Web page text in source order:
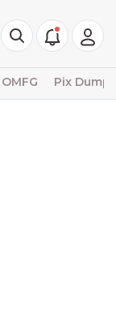
OMFG Pix Dump